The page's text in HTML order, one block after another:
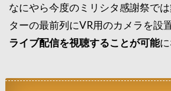
なにやら今度のミリシタ感謝祭で
ターの最前列にVR用のカメラを設
ライブ配信を視聴することが可能